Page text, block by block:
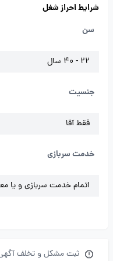
شرایط احراز شغل
سن
22 - 40 سال
جنسیت
فقط آقا
خدمت سربازی
اتمام خدمت سربازی و یا
ثبت مشکل و تخلف